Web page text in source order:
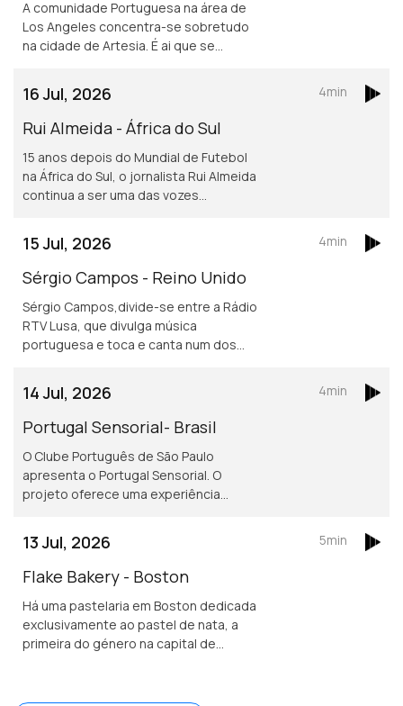
A comunidade Portuguesa na área de
Los Angeles concentra-se sobretudo
na cidade de Artesia. É ai que se
Portugueses nos Estados Unidos.
16 Jul, 2026
Rui Almeida - África do Sul
15 anos depois do Mundial de Futebol
na África do Sul, o jornalista Rui Almeida
continua a ser uma das vozes
lusofonia.
4min
15 Jul, 2026
Sérgio Campos - Reino Unido
Sérgio Campos,divide-se entre a Rádio
RTV Lusa, que divulga música
portuguesa e toca e canta num dos
4min
14 Jul, 2026
Portugal Sensorial- Brasil
O Clube Português de São Paulo
apresenta o Portugal Sensorial. O
projeto oferece uma experiência
e um show audiovisual tecnológico.
4min
13 Jul, 2026
Flake Bakery - Boston
Há uma pastelaria em Boston dedicada
exclusivamente ao pastel de nata, a
primeira do género na capital de
5min